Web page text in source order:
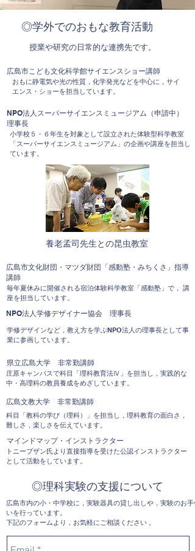
◎学外でのおもな教育活動
授業や研究の日常的な連携先です。
広島市こども文化科学館サイエンスショー講師
​おもに静電気や光の性質，化学発光などを中心に，サイ
エンス・ショーを担当しています。
NPO法人スーパーサイエンスミュージアム（申請中）
理事長
​小学校５・６年生を対象として設立された体験型科学教室
「スーパーサイエンスミュージアム」の企画や講座を担当し
ています。
養老孟司先生との昆虫教室
広島市文化財団・マツダ財団「感動塾・みちくさ」指導
講師
​毎年夏休みに開催される宿泊体験科学教室「感動塾」で， 講
座を担当しています。
NPO法人学修デザイナー協会 理事長
学修デザインなど，教え方を学ぶNPO法人の理事長として事
業に参画しています。
県立広島大学 非常勤講師
庄原キャンパスで科目「理科教育法Ⅳ」を担当し，実践的な
中・高理科の教員養成をめざしています。
広島文教大学 非常勤講師
科目「教科の学び（理科）」を担当し，理科教育の面白さ，
難しさ，楽しさを伝えています。
​マインドマップ・インストラクター
トニーブザン氏より直接指導を受けた公認インストラクター
として活動をしています。
◎理科実験の支援について
広島市内の小・中学校に，実験器具の貸し出しや，実験のお手
いを行っています。
下記のフォームより，お気軽にご相談ください 。